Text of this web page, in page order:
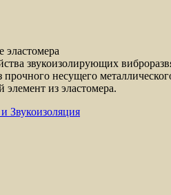
эластомера
звукоизолирующих
несущего
из эластомера.
Звукоизоляция